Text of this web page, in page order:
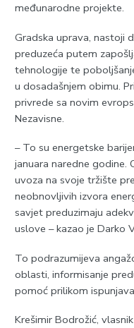
međunarodne projekte.
Gradska uprava, nastoji
preduzeća putem
tehnologije te
u dosadašnjem obimu.
privrede sa novim
Nezavisne.
– To su energetske
januara naredne godine.
uvoza na svoje tržište
neobnovljivih izvora
savjet preduzimaju
uslove – kazao je Darko
To podrazumijeva
oblasti, informisanje
pomoć prilikom
Krešimir Bodrožić,